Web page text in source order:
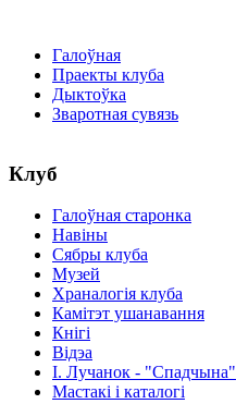
Галоўная
Праекты клуба
Дыктоўка
Зваротная сувязь
Клуб
Галоўная старонка
Навіны
Сябры клуба
Музей
Храналогія клуба
Камітэт ушанавання
Кнігі
Відэа
І. Лучанок - "Спадчына"
Мастакі i каталогi